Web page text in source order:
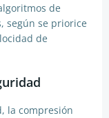
de
según se priorice
de
la compresión